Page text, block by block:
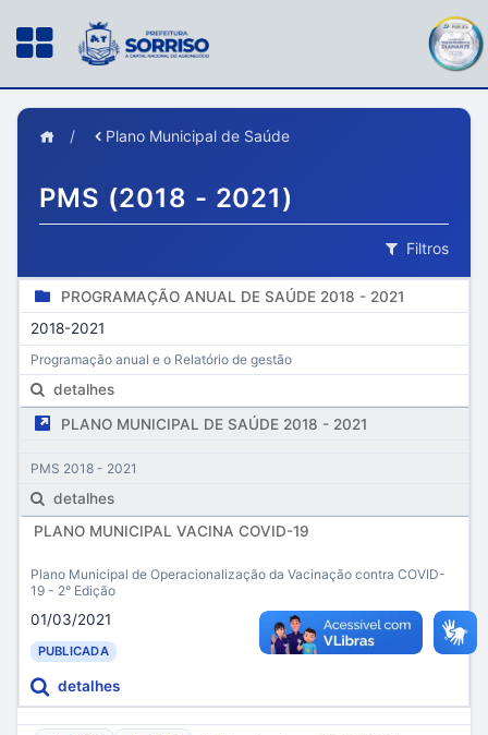
/ Plano Municipal de Saúde
PMS (2018 - 2021)
Filtros
PROGRAMAÇÃO ANUAL DE SAÚDE 2018 - 2021
2018-2021
Programação anual e o Relatório de gestão
detalhes
PLANO MUNICIPAL DE SAÚDE 2018 - 2021
PMS 2018 - 2021
detalhes
PLANO MUNICIPAL VACINA COVID-19
Plano Municipal de Operacionalização da Vacinação contra COVID-
19 - 2° Edição
01/03/2021
PUBLICADA
detalhes